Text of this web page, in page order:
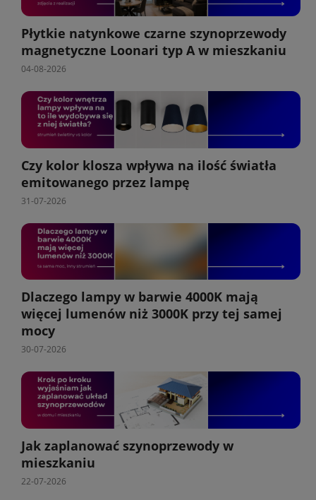
Płytkie natynkowe czarne szynoprzewody
magnetyczne Loonari typ A w mieszkaniu
04-08-2026
Czy kolor klosza wpływa na ilość światła
emitowanego przez lampę
31-07-2026
Dlaczego lampy w barwie 4000K mają
więcej lumenów niż 3000K przy tej samej
mocy
30-07-2026
Jak zaplanować szynoprzewody w
mieszkaniu
22-07-2026